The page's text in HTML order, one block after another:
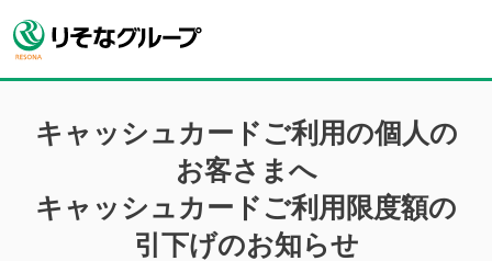
キャッシュカードご利用の個人の
お客さまへ
キャッシュカードご利用限度額の
引下げのお知らせ